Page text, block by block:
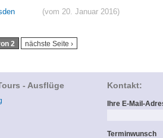
(vom 20. Januar 2016)
2 nächste Seite ›
Kontakt:
Ihre E-Mail-
Terminwunsch
- Ausflüge